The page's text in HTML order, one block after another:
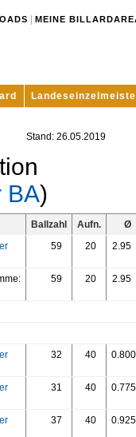
MEINE
Stand: 26.05.2019
BA)
Ballzahl Aufn. Ø
59 20 2.95
59 20 2.95
32 40 0.800
31 40 0.775
37 40 0.925